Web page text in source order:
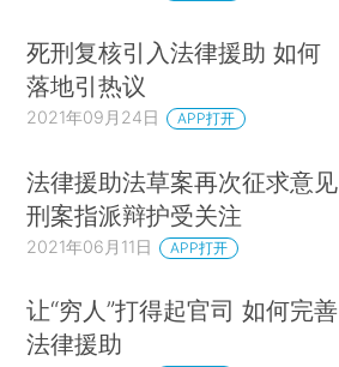
死刑复核引入法律援助 如何
落地引热议
2021年09月24日 APP打开
法律援助法草案再次征求意见
刑案指派辩护受关注
2021年06月11日 APP打开
让“穷人”打得起官司 如何完善
法律援助